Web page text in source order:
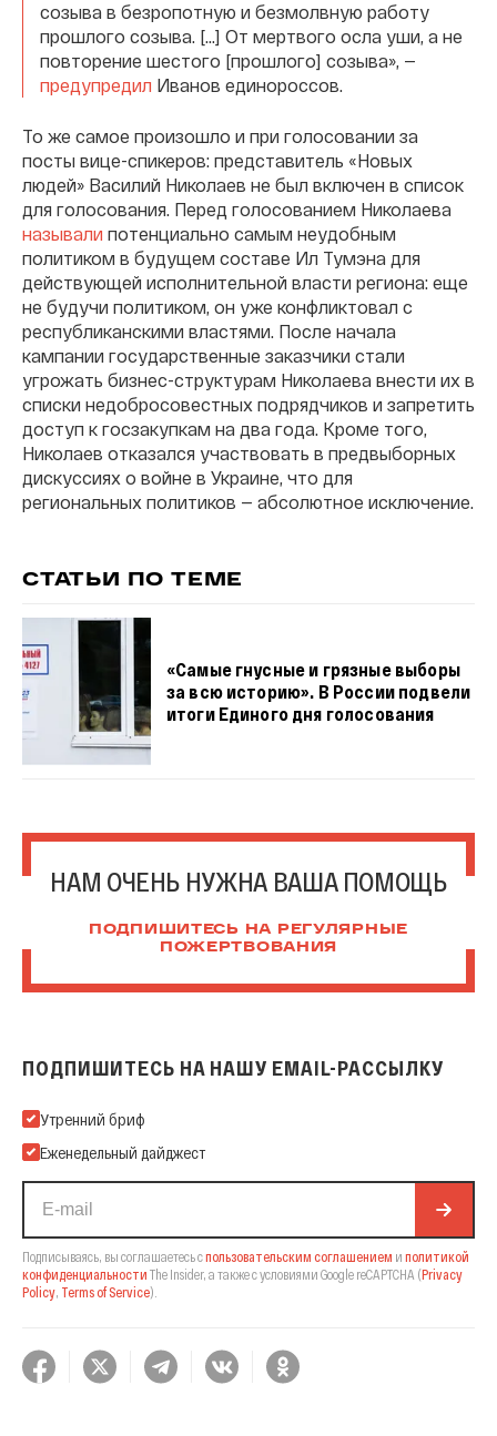
созыва в безропотную и безмолвную работу
прошлого созыва. […] От мертвого осла уши, а не
повторение шестого [прошлого] созыва», —
предупредил Иванов единороссов.
То же самое произошло и при голосовании за
посты вице-спикеров: представитель «Новых
людей» Василий Николаев не был включен в список
для голосования. Перед голосованием Николаева
называли потенциально самым неудобным
политиком в будущем составе Ил Тумэна для
действующей исполнительной власти региона: еще
не будучи политиком, он уже конфликтовал с
республиканскими властями. После начала
кампании государственные заказчики стали
угрожать бизнес-структурам Николаева внести их в
списки недобросовестных подрядчиков и запретить
доступ к госзакупкам на два года. Кроме того,
Николаев отказался участвовать в предвыборных
дискуссиях о войне в Украине, что для
региональных политиков — абсолютное исключение.
СТАТЬИ ПО ТЕМЕ
«Самые гнусные и грязные выборы
за всю историю». В России подвели
итоги Единого дня голосования
НАМ ОЧЕНЬ НУЖНА ВАША ПОМОЩЬ
ПОДПИШИТЕСЬ НА РЕГУЛЯРНЫЕ
ПОЖЕРТВОВАНИЯ
ПОДПИШИТЕСЬ НА НАШУ EMAIL-РАССЫЛКУ
Подпишитесь на нашу Email-рассылку
Утренний бриф
Еженедельный дайджест
Подписываясь, вы соглашаетесь спользовательским соглашением и политикой
конфиденциальности The Insider, а также с условиями Google reCAPTCHA (Privacy
Policy, Terms of Service).